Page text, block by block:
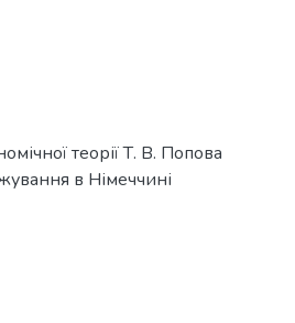
теорії Т. В. Попова
в Німеччині